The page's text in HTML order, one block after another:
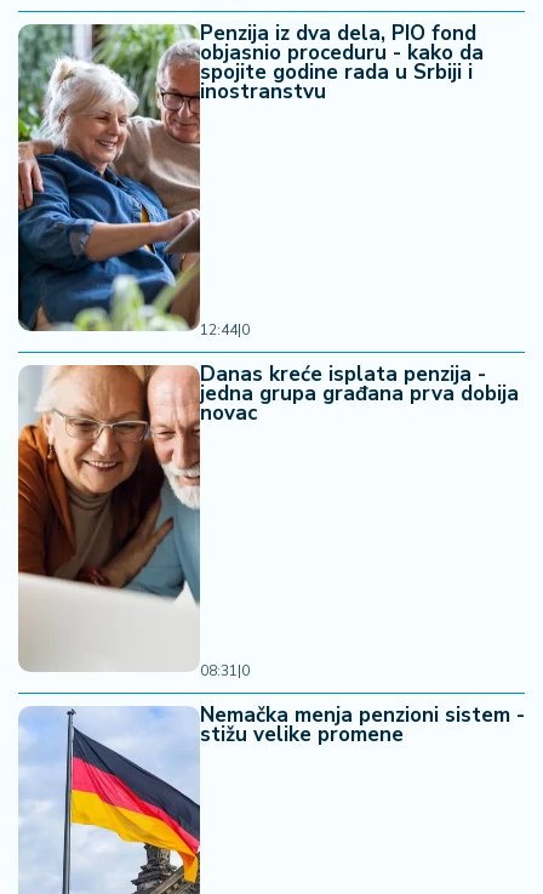
Penzija iz dva dela, PIO fond
objasnio proceduru - kako da
spojite godine rada u Srbiji i
inostranstvu
12:44|0
Danas kreće isplata penzija -
jedna grupa građana prva dobija
novac
08:31|0
Nemačka menja penzioni sistem -
stižu velike promene